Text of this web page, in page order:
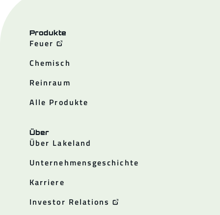
Produkte
Feuer
Chemisch
Reinraum
Alle Produkte
Über
Über Lakeland
Unternehmensgeschichte
Karriere
Investor Relations